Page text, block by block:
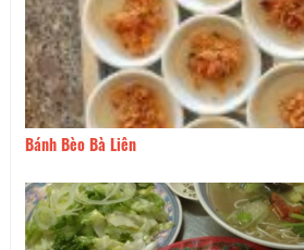
Bánh Bèo Bà Liên